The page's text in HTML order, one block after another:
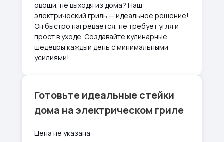
овощи, не выходя из дома? Наш
электрический гриль — идеальное решение!
Он быстро нагревается, не требует угля и
прост в уходе. Создавайте кулинарные
шедевры каждый день с минимальными
усилиями!
Готовьте идеальные стейки
дома на электрическом гриле
Цена не указана